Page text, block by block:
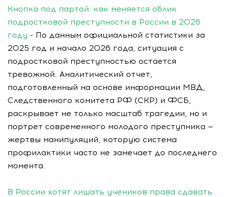
Кнопка под партой: как меняется облик
подростковой преступности в России в 2026
году - По данным официальной статистики за
2025 год и начало 2026 года, ситуация с
подростковой преступностью остается
тревожной. Аналитический отчет,
подготовленный на основе информации МВД,
Следственного комитета РФ (СКР) и ФСБ,
раскрывает не только масштаб трагедии, но и
портрет современного молодого преступника —
жертвы манипуляций, которую система
профилактики часто не замечает до последнего
момента.
В России хотят лишать учеников права сдавать